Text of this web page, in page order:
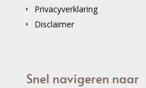
Privacyverklaring
Disclaimer
Snel navigeren naar